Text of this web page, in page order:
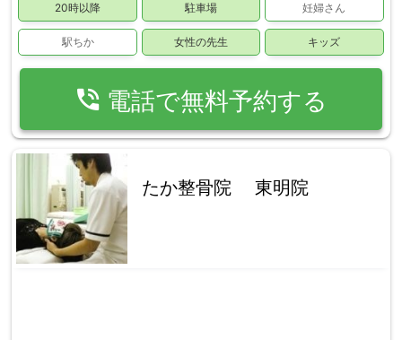
20時以降 駐車場 妊婦さん
駅ちか 女性の先生 キッズ
phone_in_talk 電話で無料予約する
たか整骨院 東明院